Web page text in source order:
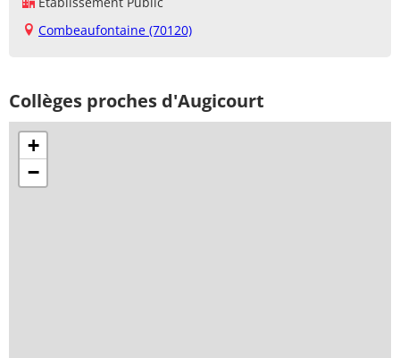
Combeaufontaine (70120)
Collèges proches d'Augicourt
+
−